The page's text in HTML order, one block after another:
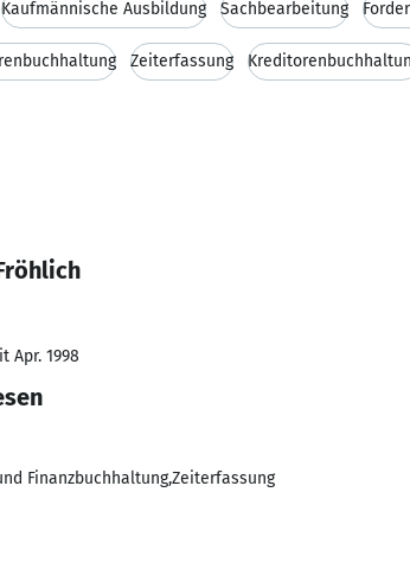
Kaufmännische Ausbildung Sachbearbeitung
Zeiterfassung
Apr. 1998
Finanzbuchhaltung,Zeiterfassung